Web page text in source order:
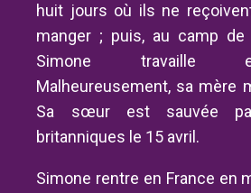
huit jours où ils ne
manger ; puis, au camp de
Simone travaille
Malheureusement, sa mère
Sa sœur est sauvée
britanniques le 15 avril.
Simone rentre en France en